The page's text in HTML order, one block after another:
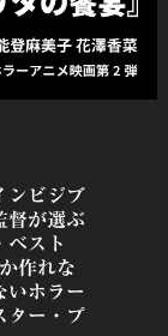
ンビジブ
督が選ぶ
ベスト
作れな
いホラー
ター・プ